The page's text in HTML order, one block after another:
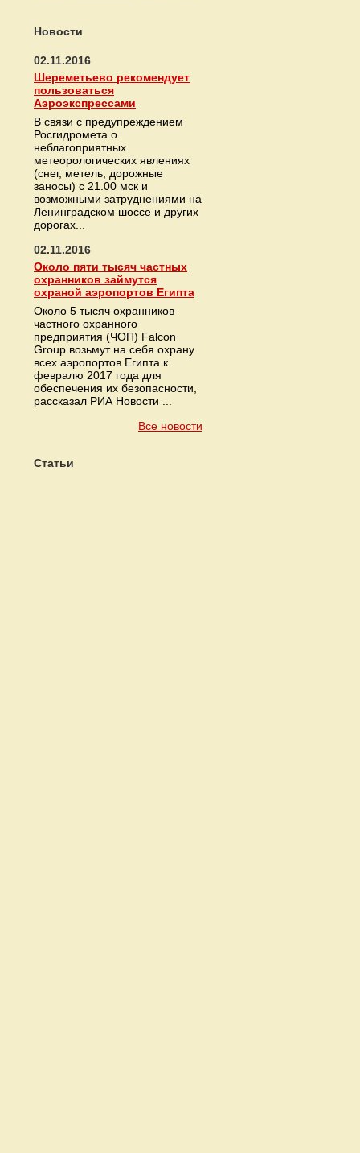
Новости
02.11.2016
Шереметьево рекомендует
пользоваться
Аэроэкспрессами
В связи с предупреждением
Росгидромета о
неблагоприятных
метеорологических явлениях
(снег, метель, дорожные
заносы) с 21.00 мск и
возможными затруднениями на
Ленинградском шоссе и других
дорогах...
02.11.2016
Около пяти тысяч частных
охранников займутся
охраной аэропортов Египта
Около 5 тысяч охранников
частного охранного
предприятия (ЧОП) Falcon
Group возьмут на себя охрану
всех аэропортов Египта к
февралю 2017 года для
обеспечения их безопасности,
рассказал РИА Новости ...
Все новости
Статьи